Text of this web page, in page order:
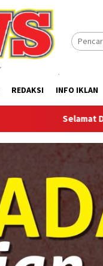
REDAKSI INFO IKLAN
Selamat Datang Di